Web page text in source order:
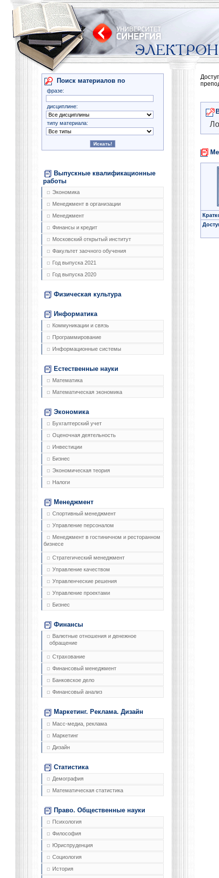
Поиск материалов по
фразе:
дисциплине:
типу материала:
Выпускные квалификационные
работы
Экономика
Менеджмент в организации
Менеджмент
Финансы и кредит
Московский открытый институт
Факультет заочного обучения
Год выпуска 2021
Год выпуска 2020
Физическая культура
Информатика
Коммуникации и связь
Программирование
Информационные системы
Естественные науки
Математика
Математическая экономика
Экономика
Бухгалтерский учет
Оценочная деятельность
Инвестиции
Бизнес
Экономическая теория
Налоги
Менеджмент
Спортивный менеджмент
Управление персоналом
Менеджмент в гостиничном и ресторанном
бизнесе
Стратегический менеджмент
Управление качеством
Управленческие решения
Управление проектами
Бизнес
Финансы
Валютные отношения и денежное
обращение
Страхование
Финансовый менеджмент
Банковское дело
Финансовый анализ
Маркетинг. Реклама. Дизайн
Масс-медиа, реклама
Маркетинг
Дизайн
Статистика
Демография
Математическая статистика
Право. Общественные науки
Психология
Философия
Юриспруденция
Социология
История